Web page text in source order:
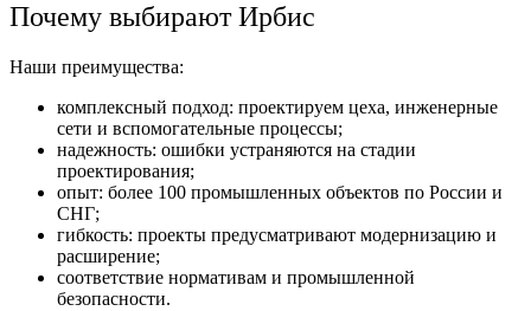
Почему выбирают Ирбис
Наши преимущества:
комплексный подход: проектируем цеха, инженерные
сети и вспомогательные процессы;
надежность: ошибки устраняются на стадии
проектирования;
опыт: более 100 промышленных объектов по России и
СНГ;
гибкость: проекты предусматривают модернизацию и
расширение;
соответствие нормативам и промышленной
безопасности.